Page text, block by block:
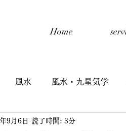
Home
風水 風水・九星気学
開催報告 禅タロットセッシ
9月6日 読了時間: 3分